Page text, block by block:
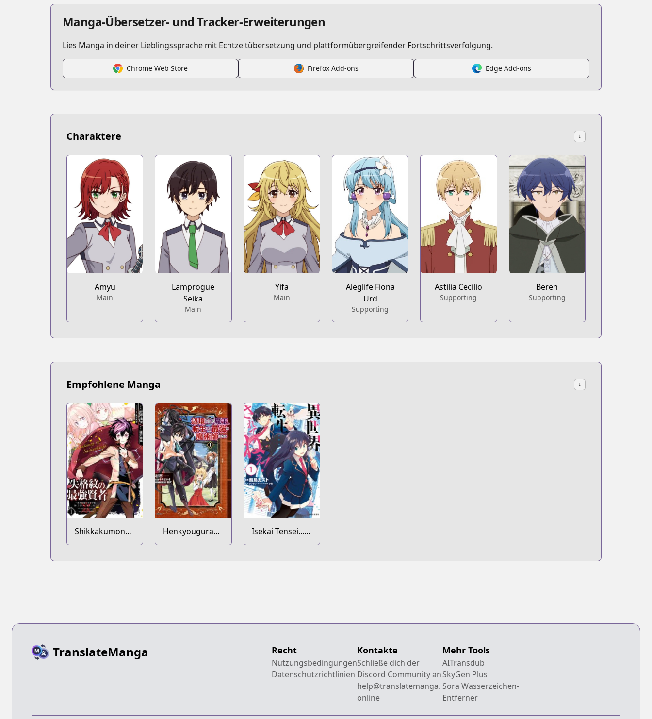
Manga-Übersetzer- und Tracker-Erweiterungen
Lies Manga in deiner Lieblingssprache mit Echtzeitübersetzung und plattformübergreifender Fortschrittsverfolgung.
Chrome Web Store Firefox Add-ons Edge Add-ons
Charaktere ↓
Amyu
Main
Lamprogue
Seika
Main
Yifa
Main
Aleglife Fiona
Urd
Supporting
Astilia Cecilio
Supporting
Beren
Supporting
Empfohlene Manga ↓
Shikkakumon
no Saikyou
Henkyougurashi
no Maou, Tensei
Isekai Tensei...
saretenee!
TranslateManga Recht
Nutzungsbedingungen
Datenschutzrichtlinien
Kontakte
Schließe dich der
Discord Community an
help@translatemanga.
online
Mehr Tools
AITransdub
SkyGen Plus
Sora Wasserzeichen-
Entferner